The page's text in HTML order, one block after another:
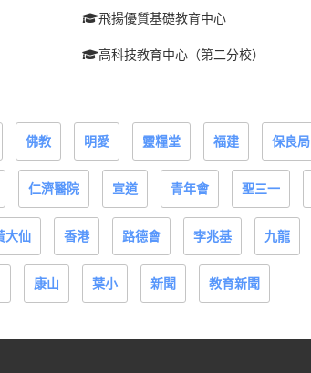
飛揚優質基礎教育中心
高科技教育中心（第二分校）
佛教 明愛 靈糧堂 福建 保良局
仁濟醫院 宣道 青年會 聖三一
大仙 香港 路德會 李兆基 九龍
康山 葉小 新聞 教育新聞